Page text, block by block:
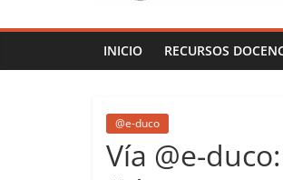
duco:
Gestión
del
INICIO RECURSOS
@e-duco
Vía @e-